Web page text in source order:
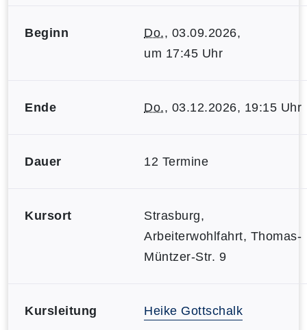
Beginn Do., 03.09.2026,
um 17:45 Uhr
Ende Do., 03.12.2026, 19:15 Uhr
Dauer 12 Termine
Kursort
Strasburg,
Arbeiterwohlfahrt, Thomas-
Müntzer-Str. 9
Kursleitung Heike Gottschalk